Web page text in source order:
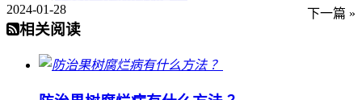
下一篇 »
2024-01-28
相关阅读